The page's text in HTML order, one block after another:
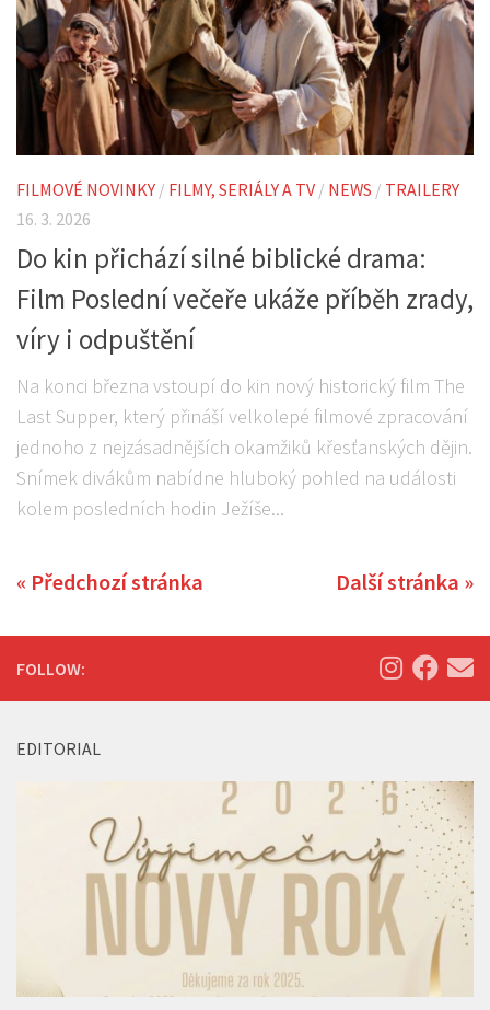
FILMOVÉ NOVINKY / FILMY, SERIÁLY A TV / NEWS / TRAILERY
16. 3. 2026
Do kin přichází silné biblické drama:
Film Poslední večeře ukáže příběh zrady,
víry i odpuštění
Na konci března vstoupí do kin nový historický film The
Last Supper, který přináší velkolepé filmové zpracování
jednoho z nejzásadnějších okamžiků křesťanských dějin.
Snímek divákům nabídne hluboký pohled na události
kolem posledních hodin Ježíše...
« Předchozí stránka Další stránka »
FOLLOW:
EDITORIAL